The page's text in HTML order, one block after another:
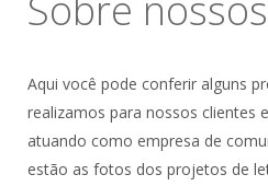
Aqui você pode conferir alguns
realizamos para nossos clientes
atuando como empresa de
estão as fotos dos projetos de